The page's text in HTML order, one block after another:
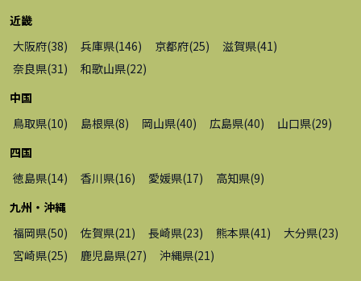
近畿
大阪府(38) 兵庫県(146) 京都府(25) 滋賀県(41)
奈良県(31) 和歌山県(22)
中国
鳥取県(10) 島根県(8) 岡山県(40) 広島県(40) 山口県(29)
四国
徳島県(14) 香川県(16) 愛媛県(17) 高知県(9)
九州・沖縄
福岡県(50) 佐賀県(21) 長崎県(23) 熊本県(41) 大分県(23)
宮崎県(25) 鹿児島県(27) 沖縄県(21)